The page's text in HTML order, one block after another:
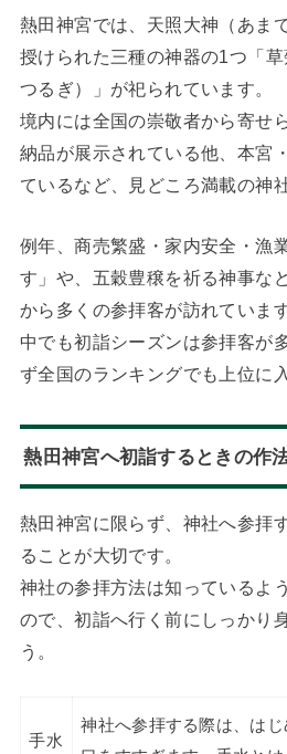
熱田神宮では、天照大神（あま
授けられた三種の神器の1つ「
つるぎ）」が祀られています。
境内には全国の崇敬者から寄せ
納品が展示されている他、本宮
ているなど、見どころ満載の神
例年、商売繁盛・家内安全・漁
す」や、五穀豊穣を祈る神事な
から多くの参拝客が訪れています
中でも初詣シーズンは参拝客が
ず全国のランキングでも上位に
熱田神宮へ初詣するときの作
熱田神宮に限らず、神社へ参拝
ることが大切です。
神社の参拝方法は知っているよ
ので、初詣へ行く前にしっかり
う。
手水
神社へ参拝する際は、は